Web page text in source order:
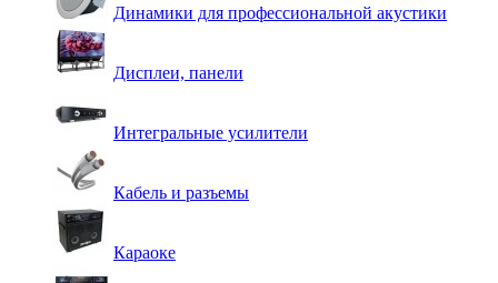
Динамики для профессиональной акустики
Дисплеи, панели
Интегральные усилители
Кабель и разъемы
Караоке